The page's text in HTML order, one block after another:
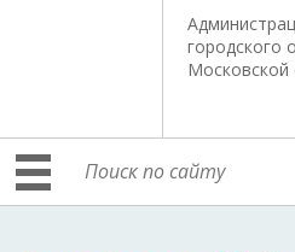
городского
Московской